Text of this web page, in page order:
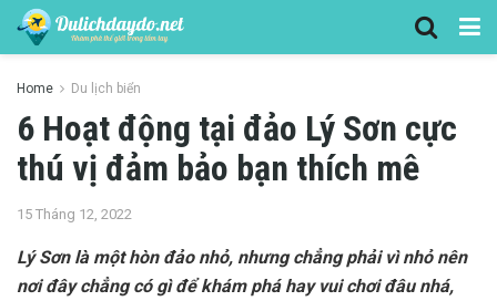
Home Du lịch biển
6 Hoạt động tại đảo Lý Sơn cực
thú vị đảm bảo bạn thích mê
15 Tháng 12, 2022
Lý Sơn là một hòn đảo nhỏ, nhưng chẳng phải vì nhỏ nên
nơi đây chẳng có gì để khám phá hay vui chơi đâu nhá,